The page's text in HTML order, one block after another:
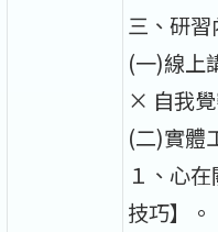
三、研
(一)線上
× 自我
(二)實體
１、心
技巧】。